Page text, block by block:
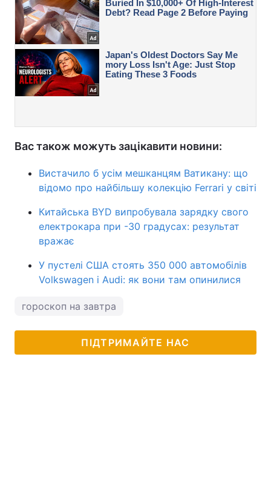
Вас також можуть зацікавити новини:
Вистачило б усім мешканцям Ватикану: що
відомо про найбільшу колекцію Ferrari у світі
Китайська BYD випробувала зарядку свого
електрокара при -30 градусах: результат
вражає
У пустелі США стоять 350 000 автомобілів
Volkswagen і Audi: як вони там опинилися
гороскоп на завтра
ПІДТРИМАЙТЕ НАС